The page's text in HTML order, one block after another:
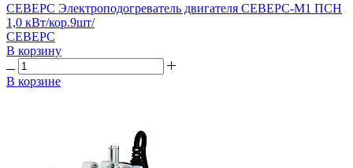
СЕВЕРС Электроподогреватель двигателя СЕВЕРС-М1 ПСН
1,0 кВт/кор.9шт/
СЕВЕРС
В корзину
В корзине